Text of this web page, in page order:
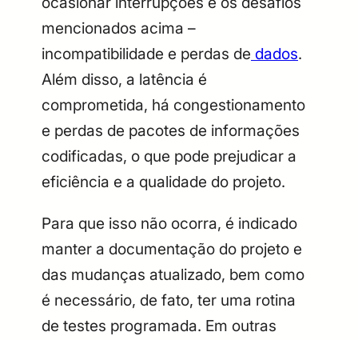
mencionados acima –
incompatibilidade e perdas de dados.
Além disso, a latência é
comprometida, há congestionamento
e perdas de pacotes de informações
codificadas, o que pode prejudicar a
eficiência e a qualidade do projeto.
Para que isso não ocorra, é indicado
manter a documentação do projeto e
das mudanças atualizado, bem como
é necessário, de fato, ter uma rotina
de testes programada. Em outras